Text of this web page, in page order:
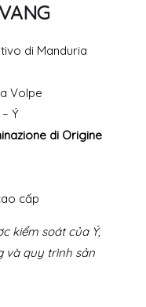
di Manduria
Volpe
Ý
di Origine
cấp
kiểm soát của Ý,
và quy trình sản